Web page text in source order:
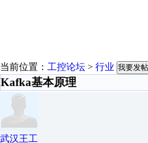
当前位置： 工控论坛 > 行业 我要发帖
Kafka基本原理
武汉王工